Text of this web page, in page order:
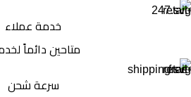
خدمة عملاء
متاحين دائماً
سرعة شحن